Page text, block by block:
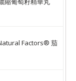
Factors® 茄